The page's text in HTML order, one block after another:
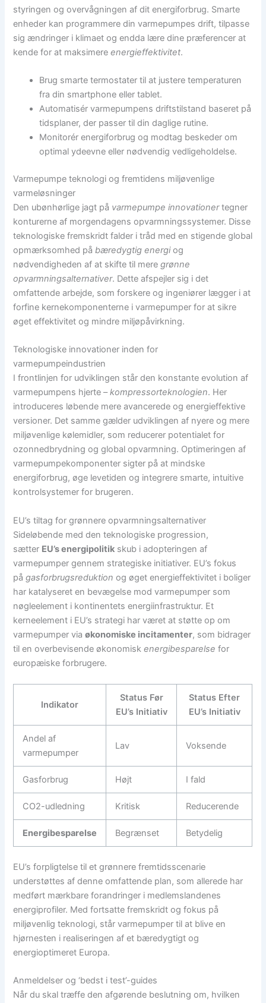
styringen og overvågningen af dit energiforbrug. Smarte
enheder kan programmere din varmepumpes drift, tilpasse
sig ændringer i klimaet og endda lære dine præferencer at
kende for at maksimereenergieffektivitet.
Brug smarte termostater til at justere temperaturen
fra din smartphone eller tablet.
Automatisér varmepumpens driftstilstand baseret på
tidsplaner, der passer til din daglige rutine.
Monitorér energiforbrug og modtag beskeder om
optimal ydeevne eller nødvendig vedligeholdelse.
Varmepumpe teknologi og fremtidens miljøvenlige
varmeløsninger
Den ubønhørlige jagt på varmepumpe innovationertegner
konturerne af morgendagens opvarmningssystemer. Disse
teknologiske fremskridt falder i tråd med en stigende global
opmærksomhed påbæredygtig energiog
nødvendigheden af at skifte til meregrønne
opvarmningsalternativer. Dette afspejler sig i det
omfattende arbejde, som forskere og ingeniører lægger i at
forfine kernekomponenterne i varmepumper for at sikre
øget effektivitet og mindre miljøpåvirkning.
Teknologiske innovationer inden for
varmepumpeindustrien
I frontlinjen for udviklingen står den konstante evolution af
varmepumpens hjerte –kompressorteknologien. Her
introduceres løbende mere avancerede og energieffektive
versioner. Det samme gælder udviklingen af nyere og mere
miljøvenlige kølemidler, som reducerer potentialet for
ozonnedbrydning og global opvarmning. Optimeringen af
varmepumpekomponenter sigter på at mindske
energiforbrug, øge levetiden og integrere smarte, intuitive
kontrolsystemer for brugeren.
EU’s tiltag for grønnere opvarmningsalternativer
Sideløbende med den teknologiske progression,
sætter EU’s energipolitik skub i adopteringen af
varmepumper gennem strategiske initiativer. EU’s fokus
pågasforbrugsreduktion og øget energieffektivitet i boliger
har katalyseret en bevægelse mod varmepumper som
nøgleelement i kontinentets energiinfrastruktur. Et
kerneelement i EU’s strategi har været at støtte op om
varmepumper viaøkonomiske incitamenter, som bidrager
til en overbevisende økonomiskenergibesparelse for
europæiske forbrugere.
Indikator
Status Før
EU’s Initiativ
Status Efter
EU’s Initiativ
Andel af
varmepumper
Lav Voksende
Gasforbrug Højt I fald
CO2-udledning Kritisk Reducerende
Energibesparelse Begrænset Betydelig
EU’s forpligtelse til et grønnere fremtidsscenarie
understøttes af denne omfattende plan, som allerede har
medført mærkbare forandringer i medlemslandenes
energiprofiler. Med fortsatte fremskridt og fokus på
miljøvenlig teknologi, står varmepumper til at blive en
hjørnesten i realiseringen af et bæredygtigt og
energioptimeret Europa.
Anmeldelser og ‘bedst i test’-guides
Når du skal træffe den afgørende beslutning om, hvilken